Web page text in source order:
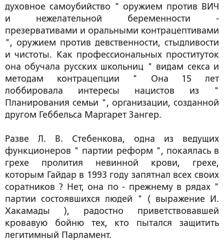
духовное самоубийство " оружием против ВИЧ
и нежелательной беременности -
презервативами и оральными контрацептивами
", оружием против девственности, стыдливости
и чистоты. Как профессиональных проституток
она обучала русских школьниц " видам секса и
методам контрацепции " Она 15 лет
лоббировала интересы нацистов из "
Планирования семьи ", организации, созданной
другом Геббельса Маргарет Зангер.
Разве Л. В. Стебенкова, одна из ведущих
функционеров " партии реформ ", покаялась в
грехе пролития невинной крови, грехе,
которым Гайдар в 1993 году запятнал всех своих
соратников ? Нет, она по - прежнему в рядах "
партии состоявшихся людей " ( выражение И.
Хакамады ), радостно приветствовавшей
кровавую бойню тех, кто пытался защитить
легитимный Парламент.